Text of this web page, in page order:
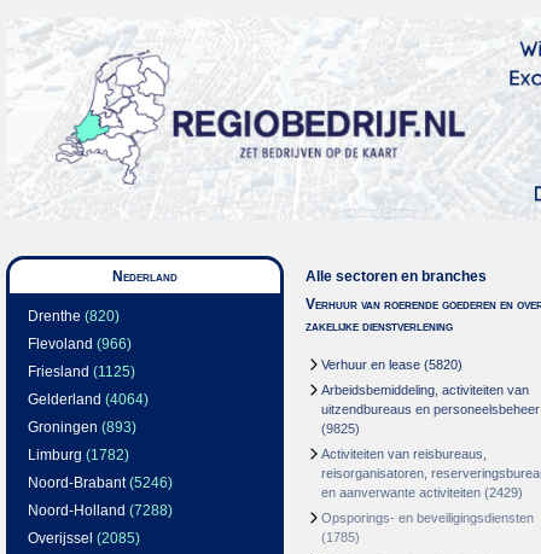
Nederland
Drenthe (820)
Flevoland (966)
Friesland (1125)
Gelderland (4064)
Groningen (893)
Limburg (1782)
Noord-Brabant(5246)
Noord-Holland (7288)
Overijssel (2085)
Alle sectoren en branches
Verhuur van roerende goederen en
zakelijke dienstverlening
Verhuur en lease (5820)
Arbeidsbemiddeling, activiteiten van
uitzendbureaus en personeelsbeheer
(9825)
Activiteiten van reisbureaus,
reisorganisatoren,
en aanverwante activiteiten (2429)
Opsporings- en beveiligingsdiensten
(1785)